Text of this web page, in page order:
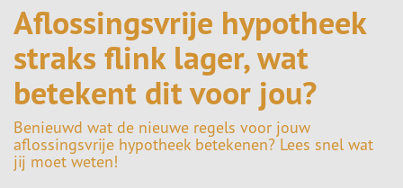
Aflossingsvrije hypotheek
straks flink lager, wat
betekent dit voor jou?
Benieuwd wat de nieuwe regels voor jouw
aflossingsvrije hypotheek betekenen? Lees snel wat
jij moet weten!